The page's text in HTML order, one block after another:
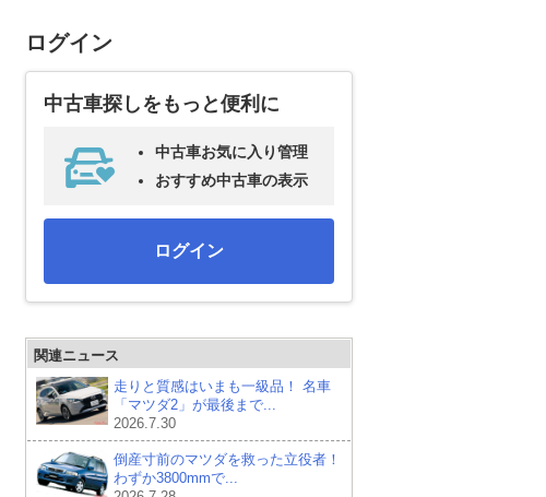
ログイン
中古車探しをもっと便利に
中古車お気に入り管理
おすすめ中古車の表示
ログイン
関連ニュース
走りと質感はいまも一級品！ 名車
「マツダ2」が最後まで...
2026.7.30
倒産寸前のマツダを救った立役者！
わずか3800mmで...